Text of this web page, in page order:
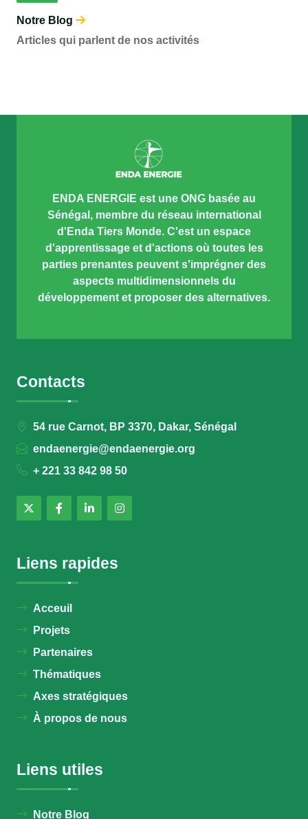
Notre Blog
Articles qui parlent de nos activités
ENDA ENERGIE est une ONG basée au
Sénégal, membre du réseau international
d'Enda Tiers Monde. C'est un espace
d'apprentissage et d'actions où toutes les
parties prenantes peuvent s'imprégner des
aspects multidimensionnels du
développement et proposer des alternatives.
Contacts
54 rue Carnot, BP 3370, Dakar, Sénégal
endaenergie@endaenergie.org
+ 221 33 842 98 50
Liens rapides
Acceuil
Projets
Partenaires
Thématiques
Axes stratégiques
À propos de nous
Liens utiles
Notre Blog